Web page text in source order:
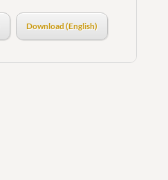
Download (English)